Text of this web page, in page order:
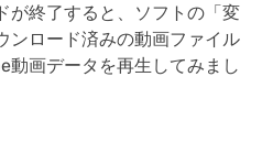
が終了すると、ソフトの「変
ンロード済みの動画ファイル
動画データを再生してみまし